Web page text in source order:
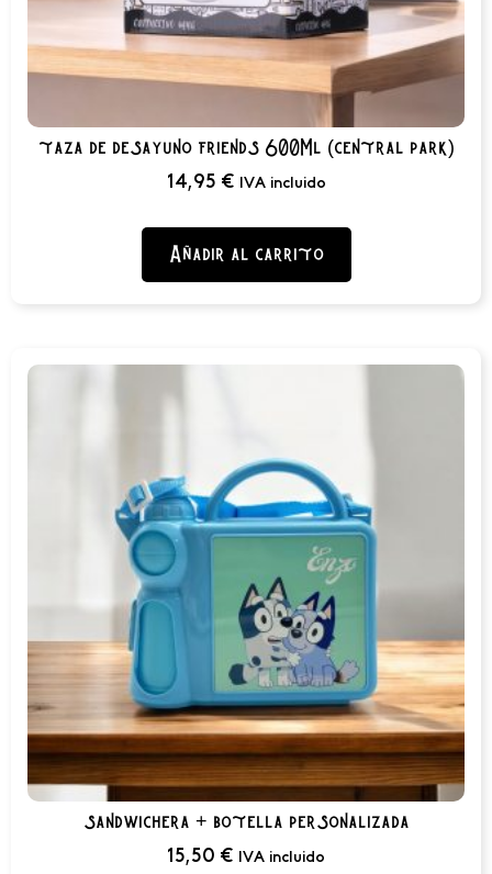
taza de desayuno friends 600Ml (central park)
14,95 € IVA incluido
Añadir al carrito
sandwichera + botella personalizada
15,50 € IVA incluido